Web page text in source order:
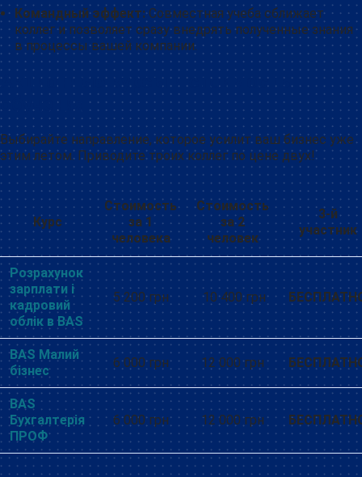
Командный эффект:Совместная учеба сближает
коллег и позволяет сразу внедрять полученные знания
в процессы вашей компании.
Акционные курсы и стоимость
обучения
Выбирайте направление, которое усилит ваш бизнес уже
этим летом. Приводите троих коллег по цене двух!
Курс
Стоимость
за 1
человека
Стоимость
за 2
человек
3-й
участник
Розрахунок
зарплати і
кадровий
облік в BAS
5 200 грн 10 400 грн
BAS Малий
бізнес
6 000 грн 12 000 грн
BAS
Бухгалтерія
ПРОФ
6 000 грн 12 000 грн